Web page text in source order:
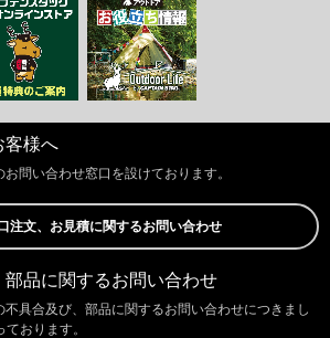
客様へ
問い合わせ窓口を設けております。
注文、お見積に関するお問い合わせ
品に関するお問い合わせ
具合及び、部品に関するお問い合わせにつきまし
おります。